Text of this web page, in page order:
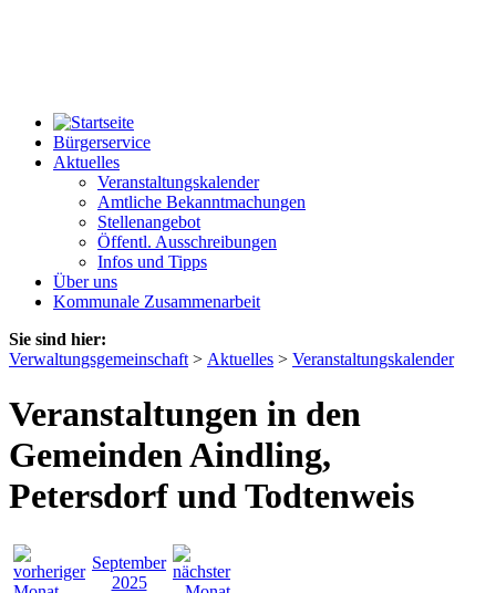
Bürgerservice
Aktuelles
Veranstaltungskalender
Amtliche Bekanntmachungen
Stellenangebot
Öffentl. Ausschreibungen
Infos und Tipps
Über uns
Kommunale Zusammenarbeit
Sie sind hier:
Verwaltungsgemeinschaft > Aktuelles > Veranstaltungskalender
Veranstaltungen in den
Gemeinden Aindling,
Petersdorf und Todtenweis
September
2025